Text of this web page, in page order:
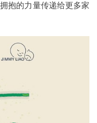
抱的力量传递给更多家